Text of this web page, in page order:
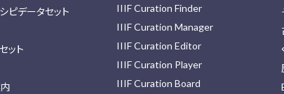
ピデータセット
ット
IIIF Curation Finder
IIIF Curation Manager
IIIF Curation Editor
IIIF Curation Player
IIIF Curation Board